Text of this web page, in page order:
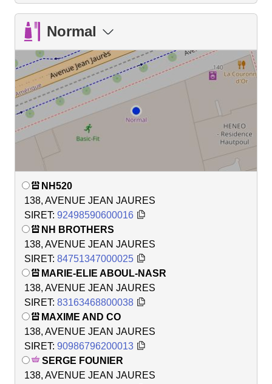
Normal
NH520
138, AVENUE JEAN JAURES
SIRET: 92498590600016
NH BROTHERS
138, AVENUE JEAN JAURES
SIRET: 84751347000025
MARIE-ELIE ABOUL-NASR
138, AVENUE JEAN JAURES
SIRET: 83163468800038
MAXIME AND CO
138, AVENUE JEAN JAURES
SIRET: 90986796200013
SERGE FOUNIER
138, AVENUE JEAN JAURES